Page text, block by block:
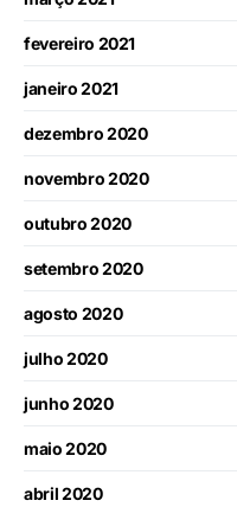
fevereiro 2021
janeiro 2021
dezembro 2020
novembro 2020
outubro 2020
setembro 2020
agosto 2020
julho 2020
junho 2020
maio 2020
abril 2020